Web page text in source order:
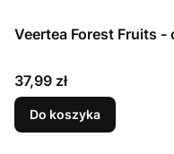
Veertea Forest Fruits
Cena
37,99 zł
Do koszyka